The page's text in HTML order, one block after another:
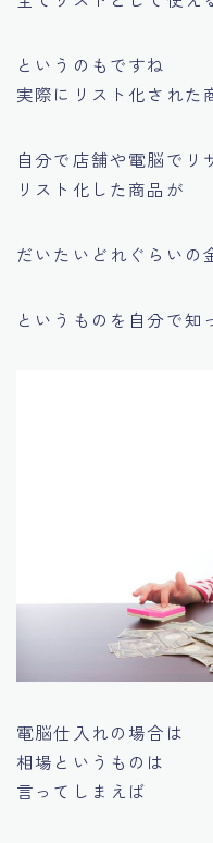
というのもですね
実際にリスト化された
自分で店舗や電脳でリ
リスト化した商品が
だいたいどれぐらいの
というものを自分で知
電脳仕入れの場合は
相場というものは
言ってしまえば